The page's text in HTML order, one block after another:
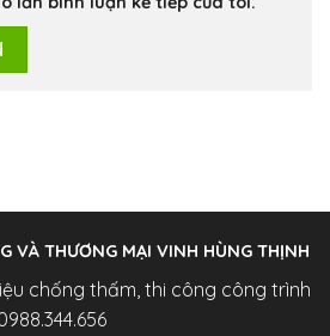
VÀ THƯƠNG MẠI VINH HÙNG THỊNH
chống thấm, thi công công trình